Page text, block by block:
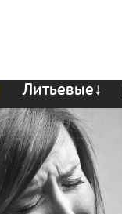
Литьевые↓